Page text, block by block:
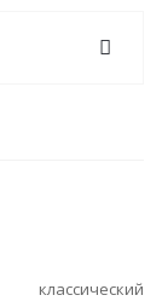
классический